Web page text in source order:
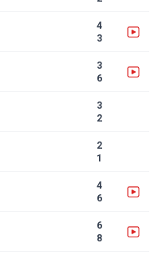
4
3
3
6
3
2
2
1
4
6
6
8